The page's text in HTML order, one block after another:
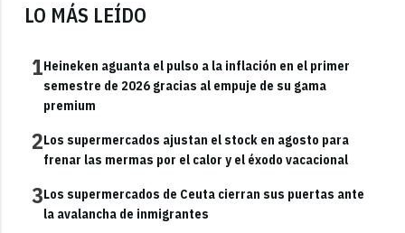
LO MÁS LEÍDO
1Heineken aguanta el pulso a la inflación en el primer
semestre de 2026 gracias al empuje de su gama
premium
2Los supermercados ajustan el stock en agosto para
frenar las mermas por el calor y el éxodo vacacional
3Los supermercados de Ceuta cierran sus puertas ante
la avalancha de inmigrantes